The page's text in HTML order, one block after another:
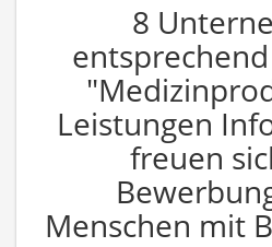
8
Leistungen
freuen
Menschen mit